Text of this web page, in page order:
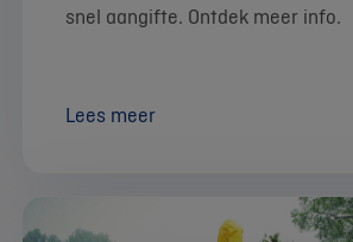
snel aangifte. Ontdek meer info.
Lees meer